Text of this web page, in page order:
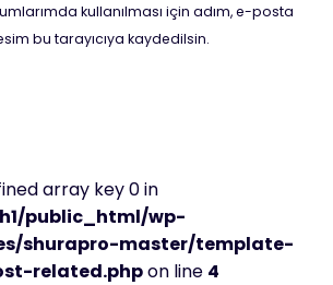
kullanılması için adım, e-posta
bu tarayıcıya kaydedilsin.
array key 0 in
public_html/wp-
shurapro-master/template-
related.phpon line 4